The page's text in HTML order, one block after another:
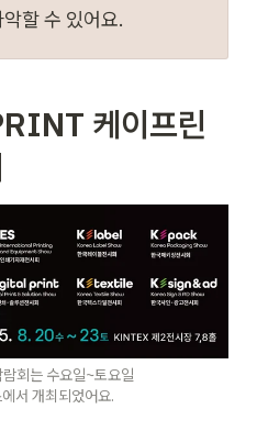
할 수 있어요.
케이프린
서 개최되었어요.